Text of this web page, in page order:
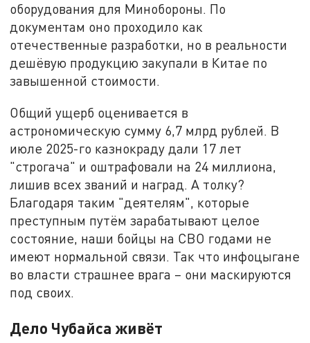
оборудования для Минобороны. По
документам оно проходило как
отечественные разработки, но в реальности
дешёвую продукцию закупали в Китае по
завышенной стоимости.
Общий ущерб оценивается в
астрономическую сумму 6,7 млрд рублей. В
июле 2025-го казнокраду дали 17 лет
"строгача" и оштрафовали на 24 миллиона,
лишив всех званий и наград. А толку?
Благодаря таким "деятелям", которые
преступным путём зарабатывают целое
состояние, наши бойцы на СВО годами не
имеют нормальной связи. Так что инфоцыгане
во власти страшнее врага – они маскируются
под своих.
Дело Чубайса живёт